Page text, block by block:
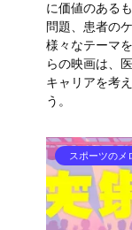
に価値のある
問題、患者の
様々なテーマ
らの映画は、
キャリアを考
う。
スポーツのメ